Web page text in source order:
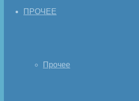
ПРОЧЕЕ
Прочее